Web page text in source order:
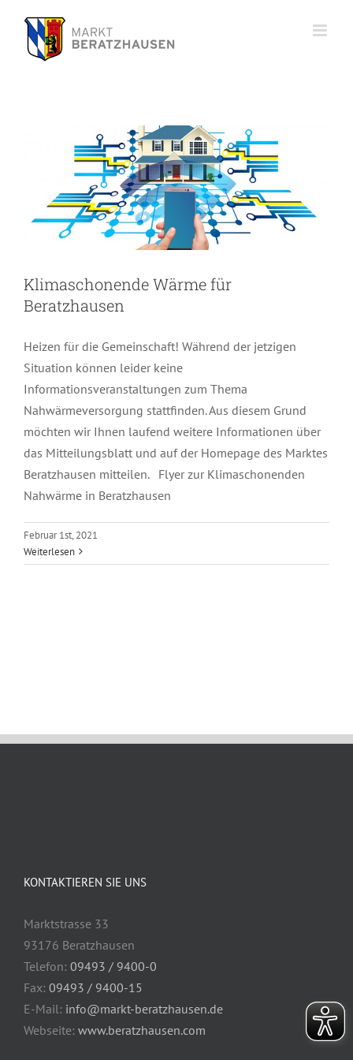
springen
Klimaschonende Wärme für
Beratzhausen
Heizen für die Gemeinschaft! Während der jetzigen
Situation können leider keine
Informationsveranstaltungen zum Thema
Nahwärmeversorgung stattfinden. Aus diesem Grund
möchten wir Ihnen laufend weitere Informationen über
das Mitteilungsblatt und auf der Homepage des Marktes
Beratzhausen mitteilen. Flyer zur Klimaschonenden
Nahwärme in Beratzhausen
Februar 1st, 2021
Weiterlesen
KONTAKTIEREN SIE UNS
Marktstrasse 33
93176 Beratzhausen
Telefon: 09493 / 9400-0
Fax: 09493 / 9400-15
E-Mail: info@markt-beratzhausen.de
Webseite: www.beratzhausen.com